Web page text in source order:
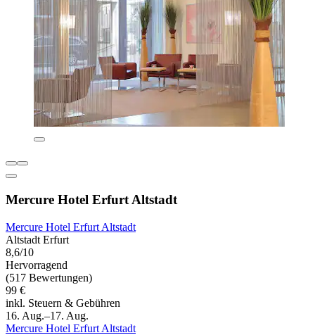
Mercure Hotel Erfurt Altstadt
Mercure Hotel Erfurt Altstadt
Altstadt Erfurt
8,6/10
Hervorragend
(517 Bewertungen)
99 €
inkl. Steuern & Gebühren
16. Aug.–17. Aug.
Mercure Hotel Erfurt Altstadt